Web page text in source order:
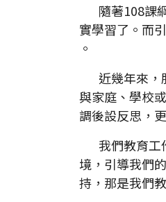
隨著108課綱
實學習了。而
。
近幾年來，
與家庭、學校
調後設反思，
我們教育工
境，引導我們
持，那是我們